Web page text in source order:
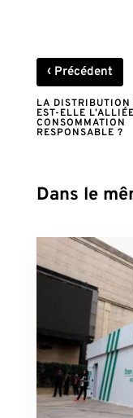
‹Précédent
LA DISTRIBUTION
EST-ELLE
CONSOMMATION
RESPONSABLE ?
Dans le